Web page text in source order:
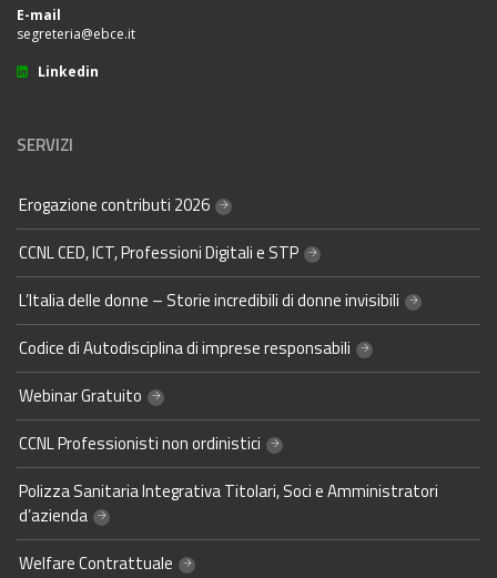
E-mail
segreteria@ebce.it
Linkedin
SERVIZI
Erogazione contributi 2026
CCNL CED, ICT, Professioni Digitali e STP
L’Italia delle donne – Storie incredibili di donne invisibili
Codice di Autodisciplina di imprese responsabili
Webinar Gratuito
CCNL Professionisti non ordinistici
Polizza Sanitaria Integrativa Titolari, Soci e Amministratori
d’azienda
Welfare Contrattuale